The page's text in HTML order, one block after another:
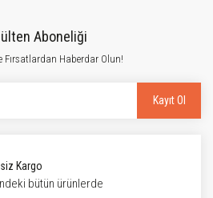
Aboneliği
Fırsatlardan Haberdar Olun!
Kayıt Ol
Kargo
bütün ürünlerde